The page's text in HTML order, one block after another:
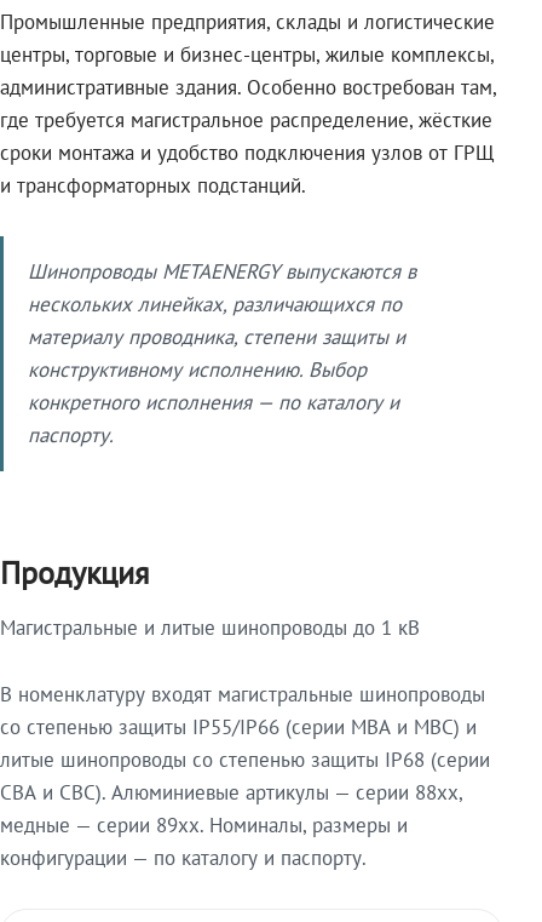
Промышленные предприятия, склады и логистические
центры, торговые и бизнес-центры, жилые комплексы,
административные здания. Особенно востребован там,
где требуется магистральное распределение, жёсткие
сроки монтажа и удобство подключения узлов от ГРЩ
и трансформаторных подстанций.
Шинопроводы METAENERGY выпускаются в
нескольких линейках, различающихся по
материалу проводника, степени защиты и
конструктивному исполнению. Выбор
конкретного исполнения — по каталогу и
паспорту.
Продукция
Магистральные и литые шинопроводы до 1 кВ
В номенклатуру входят магистральные шинопроводы
со степенью защиты IP55/IP66 (серии МВА и МВС) и
литые шинопроводы со степенью защиты IP68 (серии
СВА и СВС). Алюминиевые артикулы — серии 88xx,
медные — серии 89xx. Номиналы, размеры и
конфигурации — по каталогу и паспорту.